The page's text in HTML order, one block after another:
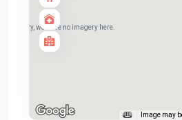
Sorry, we have no imagery here.
Image may